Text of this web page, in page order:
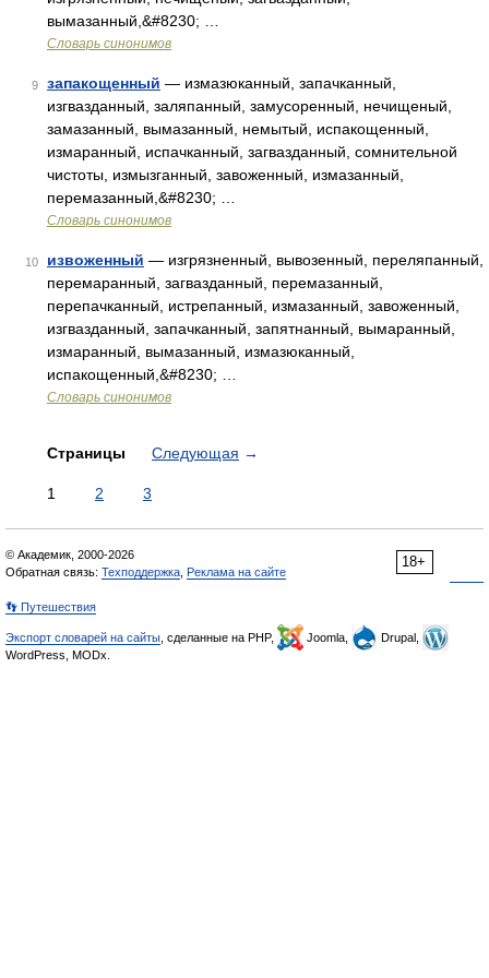
вымазанный,&#8230; …
Словарь синонимов
9 запакощенный — измазюканный, запачканный,
изгвазданный, заляпанный, замусоренный, нечищеный,
замазанный, вымазанный, немытый, испакощенный,
измаранный, испачканный, загвазданный, сомнительной
чистоты, измызганный, завоженный, измазанный,
перемазанный,&#8230; …
Словарь синонимов
10 извоженный — изгрязненный, вывозенный, переляпанный,
перемаранный, загвазданный, перемазанный,
перепачканный, истрепанный, измазанный, завоженный,
изгвазданный, запачканный, запятнанный, вымаранный,
измаранный, вымазанный, измазюканный,
испакощенный,&#8230; …
Словарь синонимов
Страницы Следующая →
1 2 3
18+
© Академик, 2000-2026
Обратная связь: Техподдержка Реклама на сайте
👣 Путешествия
Экспорт словарей на сайты , сделанные на PHP, Joomla,
Drupal,
WordPress, MODx.